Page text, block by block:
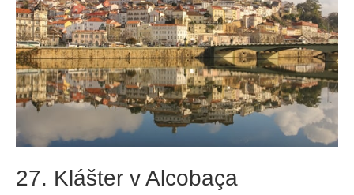
27. Klášter v Alcobaça